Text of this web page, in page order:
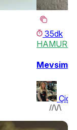
35dk
HAMUR
Mevsim